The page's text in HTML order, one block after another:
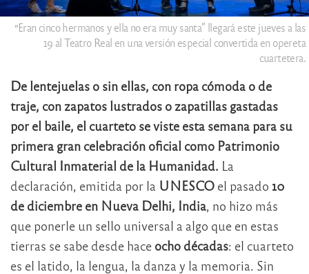
“Eran cinco hermanos y ella no era muy santa” llegará este jueves a las
19 al Teatro Real en una versión especial convertida en opereta
cuartetera.
De lentejuelas o sin ellas, con ropa cómoda o de
traje, con zapatos lustrados o zapatillas gastadas
por el baile, el cuarteto se viste esta semana para su
primera gran celebración oficial como Patrimonio
Cultural Inmaterial de la Humanidad. La
declaración, emitida por la UNESCO el pasado 10
de diciembre en Nueva Delhi, India , no hizo más
que ponerle un sello universal a algo que en estas
tierras se sabe desde hace ocho décadas: el cuarteto
es el latido, la lengua, la danza y la memoria. Sin